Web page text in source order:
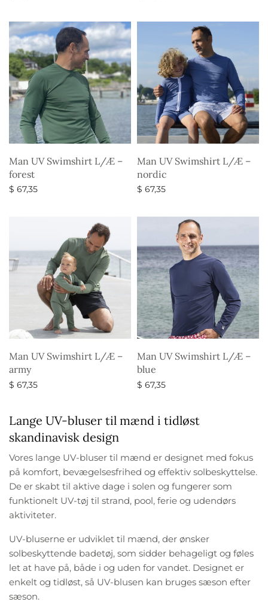
Man UV Swimshirt L/Æ –
forest
$ 67,35
Man UV Swimshirt L/Æ –
nordic
$ 67,35
Man UV Swimshirt L/Æ –
army
$ 67,35
Man UV Swimshirt L/Æ –
blue
$ 67,35
Lange UV-bluser til mænd i tidløst
skandinavisk design
Vores lange UV-bluser til mænd er designet med fokus
på komfort, bevægelsesfrihed og effektiv solbeskyttelse.
De er skabt til aktive dage i solen og fungerer som
funktionelt UV-tøj til strand, pool, ferie og udendørs
aktiviteter.
UV-bluserne er udviklet til mænd, der ønsker
solbeskyttende badetøj, som sidder behageligt og føles
let at have på, både i og uden for vandet. Designet er
enkelt og tidløst, så UV-blusen kan bruges sæson efter
sæson.